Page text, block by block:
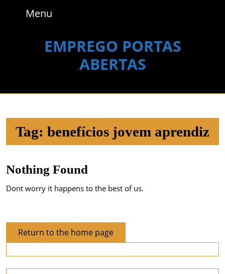
Menu
EMPREGO PORTAS
ABERTAS
Tag: benefícios jovem aprendiz
Nothing Found
Dont worry it happens to the best of us.
Return to the home pageReturn
to
the
home